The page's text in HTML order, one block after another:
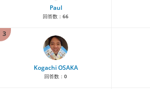
Paul
回答数： 66
3
Kogachi OSAKA
回答数： 0